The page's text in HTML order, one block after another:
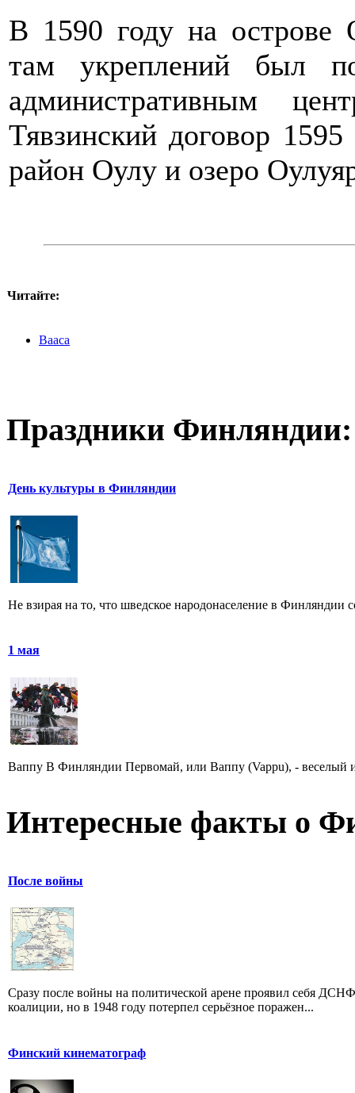
В 1590 году на острове
там укреплений был
административным
Тявзинский договор
район Оулу и озеро
Читайте:
Вааса
Праздники Финляндии:
День культуры в Финляндии
Не взирая на то, что шведское народонаселение в Финляндии
1 мая
Ваппу В Финляндии Первомай, или Ваппу (Vappu), - веселый
Интересные факты о
После войны
Сразу после войны на политической арене проявил себя
коалиции, но в 1948 году потерпел серьёзное поражен...
Финский кинематограф